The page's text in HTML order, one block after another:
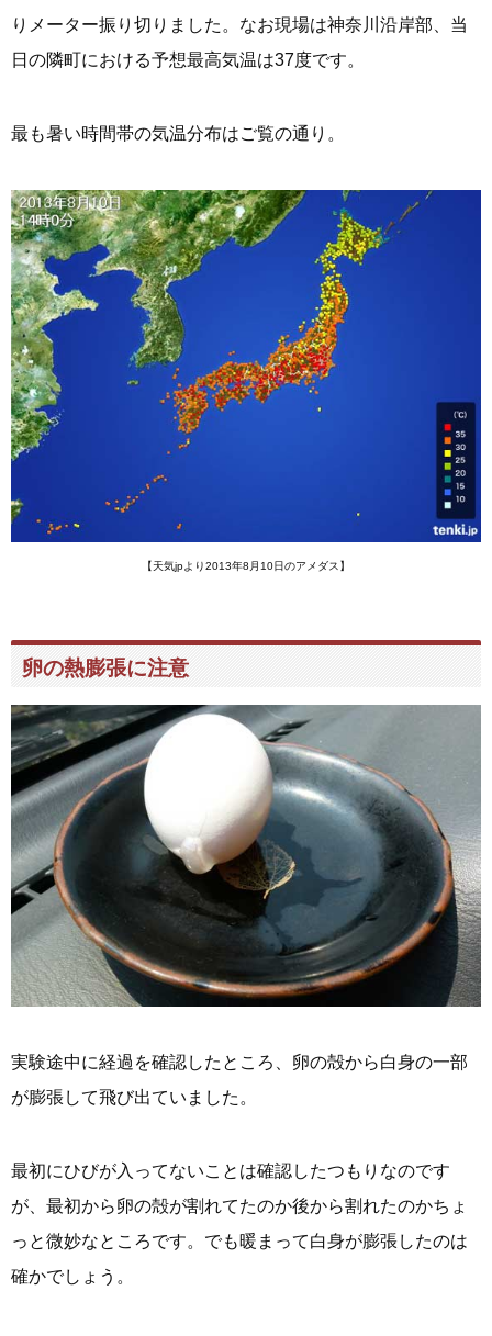
りメーター振り切りました。なお現場は神奈川沿岸部、当
日の隣町における予想最高気温は37度です。
最も暑い時間帯の気温分布はご覧の通り。
【天気jpより2013年8月10日のアメダス】
卵の熱膨張に注意
実験途中に経過を確認したところ、卵の殻から白身の一部
が膨張して飛び出ていました。
最初にひびが入ってないことは確認したつもりなのです
が、最初から卵の殻が割れてたのか後から割れたのかちょ
っと微妙なところです。でも暖まって白身が膨張したのは
確かでしょう。